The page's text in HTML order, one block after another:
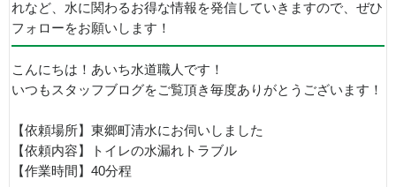
れなど、水に関わるお得な情報を発信していきますので、ぜひ
フォローをお願いします！
こんにちは！あいち水道職人です！
いつもスタッフブログをご覧頂き毎度ありがとうございます！
【依頼場所】東郷町清水にお伺いしました
【依頼内容】トイレの水漏れトラブル
【作業時間】40分程